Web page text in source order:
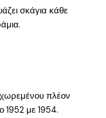
σκάγια κάθε
πλέον
1952 με 1954.